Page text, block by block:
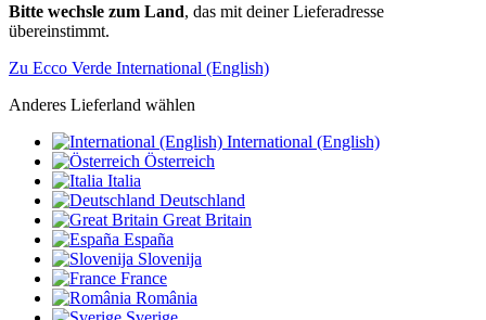
Bitte wechsle zum Land, das mit deiner Lieferadresse
übereinstimmt.
Zu Ecco Verde International (English)
Anderes Lieferland wählen
International (English)
Österreich
Italia
Deutschland
Great Britain
España
Slovenija
France
România